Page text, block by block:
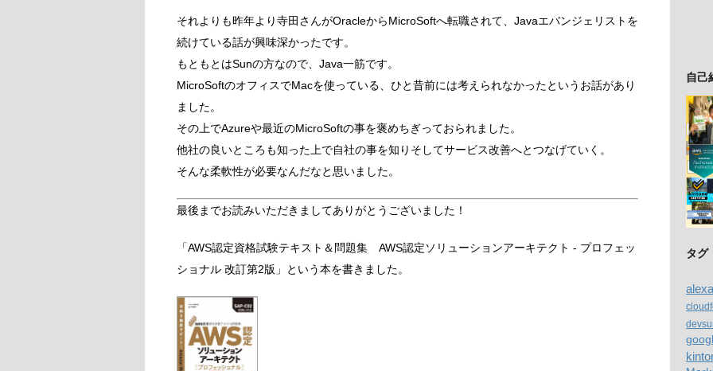
それよりも昨年より寺田さんがOracleからMicroSoftへ転職されて、Javaエバンジェリストを
続けている話が興味深かったです。
もともとはSunの方なので、Java一筋です。
MicroSoftのオフィスでMacを使っている、ひと昔前には考えられなかったというお話があり
ました。
その上でAzureや最近のMicroSoftの事を褒めちぎっておられました。
他社の良いところも知った上で自社の事を知りそしてサービス改善へとつなげていく。
そんな柔軟性が必要なんだなと思いました。
最後までお読みいただきましてありがとうございました！
「AWS認定資格試験テキスト＆問題集 AWS認定ソリューションアーキテクト - プロフェッ
ショナル 改訂第2版」という本を書きました。
自己
タグ
alexa